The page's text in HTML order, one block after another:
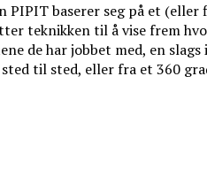
baserer seg på et (eller
teknikken til å vise frem
de har jobbet med, en
til sted, eller fra et 360